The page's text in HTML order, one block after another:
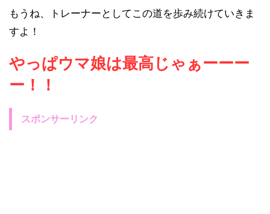
もうね、トレーナーとしてこの道を歩み続けていきま
すよ！
やっぱウマ娘は最高じゃぁーーー
ー！！
スポンサーリンク